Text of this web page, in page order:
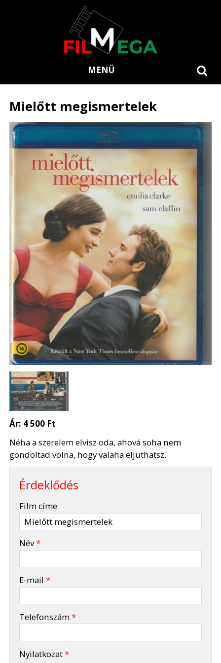
MENÜ
Mielőtt megismertelek
Ár: 4 500 Ft
Néha a szerelem elvisz oda, ahová soha nem
gondoltad volna, hogy valaha eljuthatsz.
Érdeklődés
Film címe
Név*
E-mail*
Telefonszám*
Nyilatkozat*